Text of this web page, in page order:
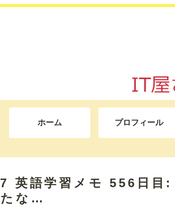
ホーム プロフィール
英語学習メモ 556日目:
な…